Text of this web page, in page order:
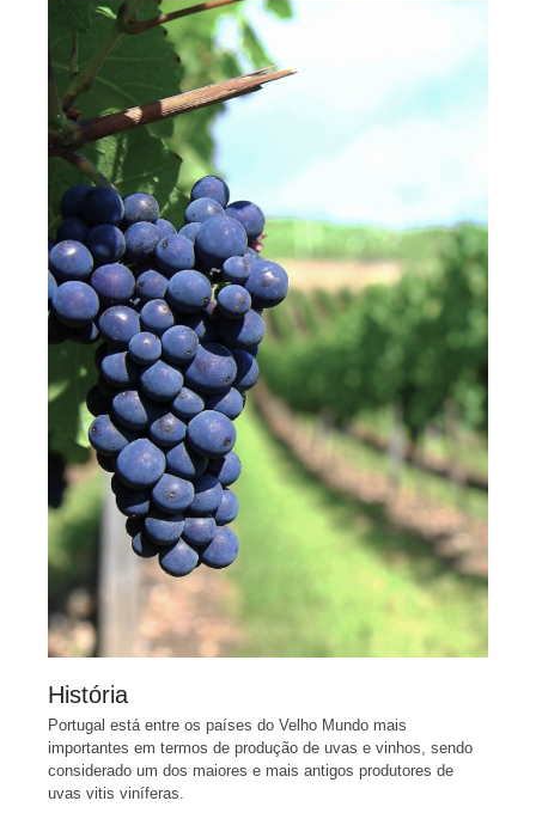
História
Portugal está entre os países do Velho Mundo mais
importantes em termos de produção de uvas e vinhos, sendo
considerado um dos maiores e mais antigos produtores de
uvas vitis viníferas.